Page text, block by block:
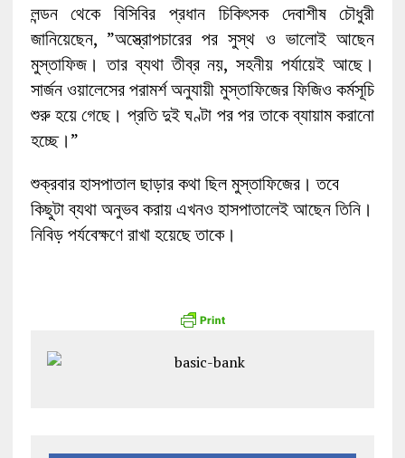
লন্ডন থেকে বিসিবির প্রধান চিকিৎসক দেবাশীষ চৌধুরী
জানিয়েছেন, ”অস্ত্রোপচারের পর সুস্থ ও ভালোই আছেন
মুস্তাফিজ। তার ব্যথা তীব্র নয়, সহনীয় পর্যায়েই আছে।
সার্জন ওয়ালেসের পরামর্শ অনুযায়ী মুস্তাফিজের ফিজিও কর্মসূচি
শুরু হয়ে গেছে। প্রতি দুই ঘণ্টা পর পর তাকে ব্যায়াম করানো
হচ্ছে।”
শুক্রবার হাসপাতাল ছাড়ার কথা ছিল মুস্তাফিজের। তবে
কিছুটা ব্যথা অনুভব করায় এখনও হাসপাতালেই আছেন তিনি।
নিবিড় পর্যবেক্ষণে রাখা হয়েছে তাকে।